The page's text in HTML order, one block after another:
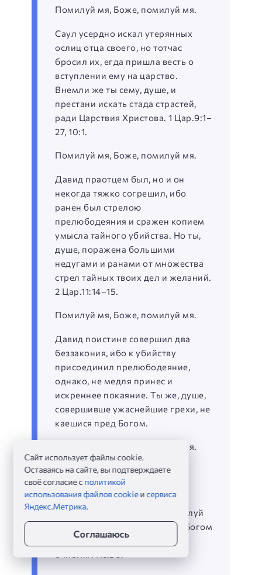
Помилуй мя, Боже, помилуй мя.
Саул усердно искал утерянных
ослиц отца своего, но тотчас
бросил их, егда пришла весть о
вступлении ему на царство.
Внемли же ты сему, душе, и
престани искать стада страстей,
ради Царствия Христова. 1 Цар.9:1–
27, 10:1.
Помилуй мя, Боже, помилуй мя.
Давид праотцем был, но и он
некогда тяжко согрешил, ибо
ранен был стрелою
прелюбодеяния и сражен копием
умысла тайного убийства. Но ты,
душе, поражена большими
недугами и ранами от множества
стрел тайных твоих дел и желаний.
2 Цар.11:14–15.
Помилуй мя, Боже, помилуй мя.
Давид поистине совершил два
беззакония, ибо к убийству
присоединил прелюбодеяние,
однако, не медля принес и
искреннее покаяние. Ты же, душе,
совершивше ужаснейшие грехи, не
каешися пред Богом.
Помилуй мя, Боже, помилуй мя.
Давид, словно живописец,
начертал некогда песнь, во
обличение совершенных им
злодеяний, взывающе: «Помилуй
мя, ибо пред Тобою, Единым Богом
всех, согрешил и Ты Сам мя
Сайт использует файлы cookie.
Оставаясь на сайте, вы подтверждаете
своё согласие с политикой
использования файлов cookieисервиса
Яндекс.Метрика.
Соглашаюсь